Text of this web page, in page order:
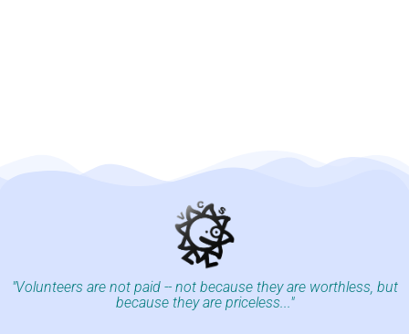
"Volunteers are not paid -- not because they are worthless, but
because they are priceless..."